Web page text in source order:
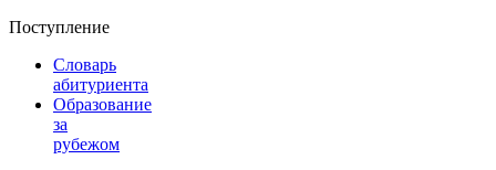
Поступление
Словарь
абитуриента
Образование
за
рубежом